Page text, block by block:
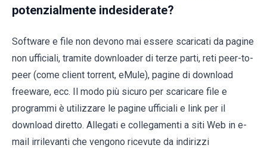
potenzialmente indesiderate?
Software e file non devono mai essere scaricati da pagine
non ufficiali, tramite downloader di terze parti, reti peer-to-
peer (come client torrent, eMule), pagine di download
freeware, ecc. Il modo più sicuro per scaricare file e
programmi è utilizzare le pagine ufficiali e link per il
download diretto. Allegati e collegamenti a siti Web in e-
mail irrilevanti che vengono ricevute da indirizzi